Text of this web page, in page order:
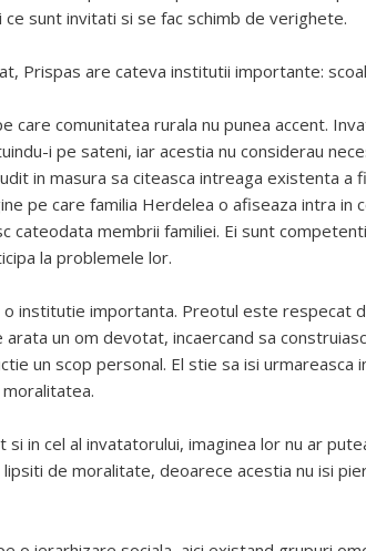
ce sunt invitati si se fac schimb de verighete.
Prispas are cateva institutii importante:
care comunitatea rurala nu punea accent.
i pe sateni, iar acestia nu considerau
in masura sa citeasca intreaga existenta a
pe care familia Herdelea o afiseaza intra in
cateodata membrii familiei. Ei sunt
la problemele lor.
institutie importanta. Preotul este respecat
arata un om devotat, incaercand sa
un scop personal. El stie sa isi urmareasca
si in cel al invatatorului, imaginea lor nu ar
de moralitate, deoarece acestia nu isi